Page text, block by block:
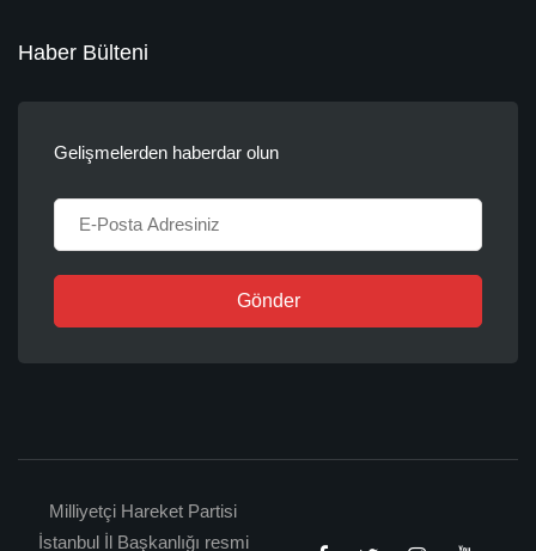
Haber Bülteni
Gelişmelerden haberdar olun
Gönder
Milliyetçi Hareket Partisi
İstanbul İl Başkanlığı resmi